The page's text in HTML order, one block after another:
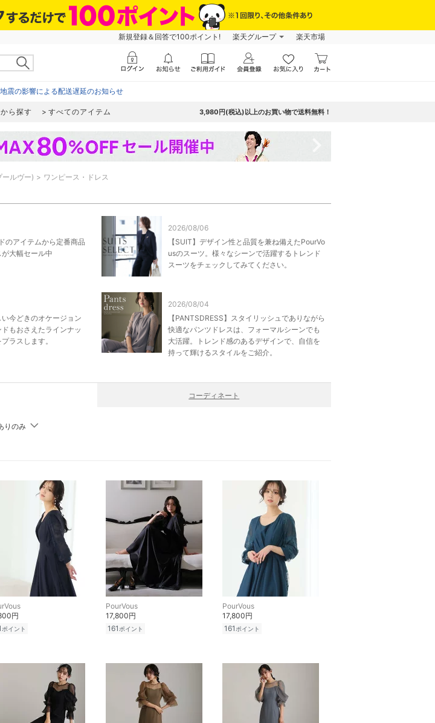
新規登録＆回答で100ポイント! 楽天グループ 楽天市場
震の影響による配送遅延のお知らせ
ら探す すべてのアイテム 3,980円(税込)以上のお買い物で送料無料！
ールヴー) ワンピース・ドレス
のアイテムから定番商品
大幅セール中
2026/08/06
【SUIT】デザイン性と品質を兼ね備えたPourVo
usのスーツ。様々なシーンで活躍するトレンド
スーツをチェックしてみてください。
今どきのオケージョン
もおさえたラインナッ
ラスします。
2026/08/04
【PANTSDRESS】スタイリッシュでありながら
快適なパンツドレスは、フォーマルシーンでも
大活躍。トレンド感のあるデザインで、自信を
持って輝けるスタイルをご紹介。
コーディネート
りのみ
円
ポイント
PourVous
17,800円
161 ポイント
PourVous
17,800円
161ポイント